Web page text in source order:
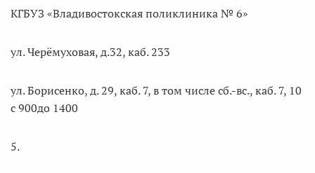
КГБУЗ «Владивостокская поликлиника № 6»
ул. Черёмуховая, д.32, каб. 233
ул. Борисенко, д. 29, каб. 7, в том числе сб.-вс., каб. 7, 10
с 900до 1400
5.